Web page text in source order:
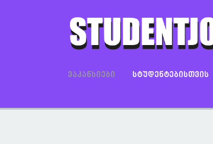
ᲕᲐᲙᲐᲜᲡᲘᲔᲑᲘ ᲡᲢᲣᲓᲔᲜᲢᲔᲑᲘᲡᲗᲕᲘᲡ